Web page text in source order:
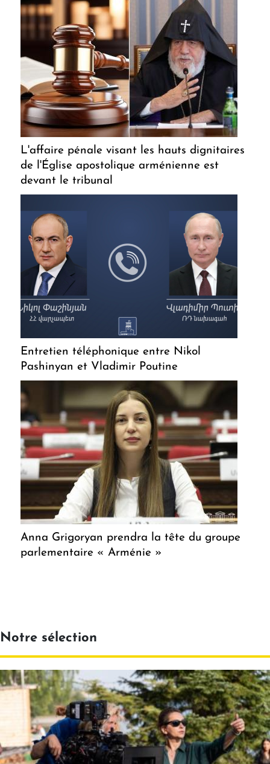
L'affaire pénale visant les hauts dignitaires
de l'Église apostolique arménienne est
devant le tribunal
Entretien téléphonique entre Nikol
Pashinyan et Vladimir Poutine
Anna Grigoryan prendra la tête du groupe
parlementaire « Arménie »
Notre sélection